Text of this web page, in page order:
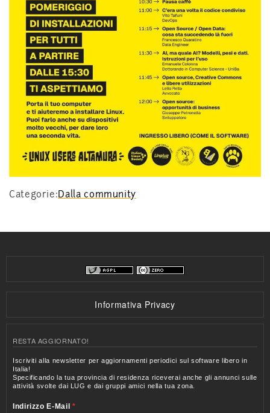
Categorie:Dalla community
Informativa Privacy
RESTA AGGIORNATO!